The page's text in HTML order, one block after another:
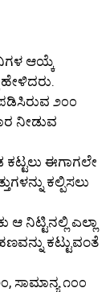
ಆಯ್ಕೆ
೨೦೦
ನೀಡುವ
ಈಗಾಗಲೇ
ಕಲ್ಪಿಸಲು
ನಿಟ್ಟಿನಲ್ಲಿ ಎಲ್ಲಾ
ಕಟ್ಟುವಂತೆ
ಸಾಮಾನ್ಯ ೧೦೦